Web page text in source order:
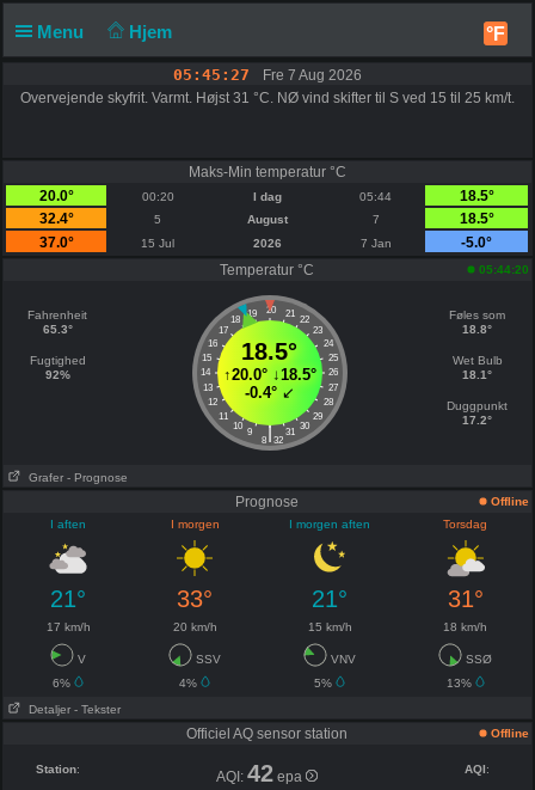
Menu Hjem °F
05:45:27
Fre 7 Aug 2026
Overvejende skyfrit. Varmt. Højst 31 °C. NØ vind skifter til S ved 15 til 25 km/t.
Maks-Min temperatur °C
20.0°
00:20 I dag 05:44
18.5°
32.4°
5 August 7
18.5°
37.0°
15 Jul 2026 7 Jan
-5.0°
Temperatur °C
05:44:20
Fahrenheit
65.3°
Fugtighed
92%
20
19 21
18
22
17
23
16
24
15
25
14
26
13
27
12
28
11
29
10
30
9 31
|
8 32
18.5°
↑20.0°↓18.5°
-0.4°↙
Føles som
18.8°
Wet Bulb
18.1°
Duggpunkt
17.2°
Grafer - Prognose
Prognose
Offline
I aften
I morgen I morgen aften Torsdag
21° 33° 21° 31°
17 km/h 20 km/h 15 km/h 18 km/h
V SSV VNV
SSØ
6%
4% 5%
13%
Detaljer - Tekster
Officiel AQ sensor station Offline
Station: AQI:42 epa AQI: